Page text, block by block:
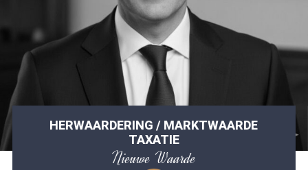
HERWAARDERING / MARKTWAARDE
TAXATIE
Nieuwe Waarde